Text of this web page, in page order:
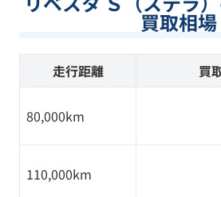
買取相場
走行距離 買
80,000km
110,000km